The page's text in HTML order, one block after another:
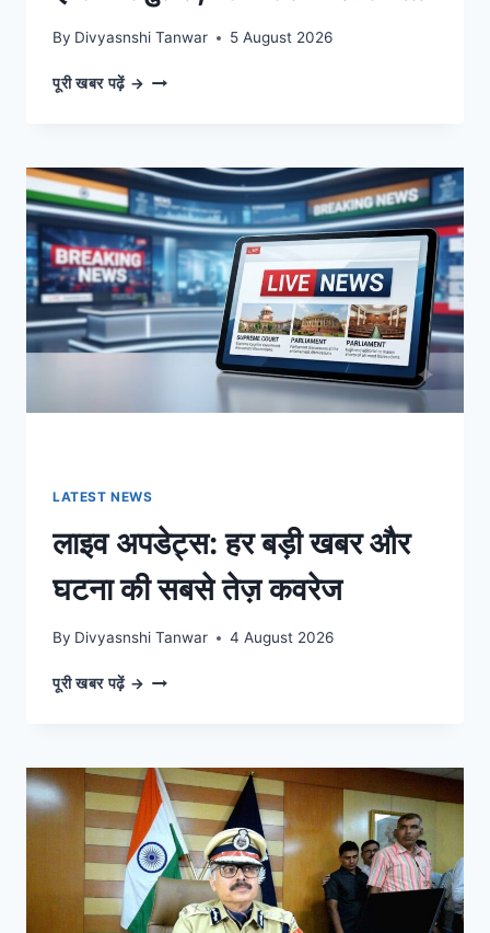
सुप्रीम कोर्ट के निर्देश और दिनभर
की बड़ी खबरें
By Divyasnshi Tanwar 5 August 2026
पूरी खबर पढ़ें → इंडिया
एयर
इंडिया
टर्बुलेंस,
डिजिटल
अरेस्ट
पर
सुप्रीम
कोर्ट
के
खबरें
LATEST NEWS
लाइव अपडेट्स: हर बड़ी खबर और
घटना की सबसे तेज़ कवरेज
By Divyasnshi Tanwar 4 August 2026
पूरी खबर पढ़ें → लाइव
खबर
और
घटना
की
सबसे
तेज़
कवरेज